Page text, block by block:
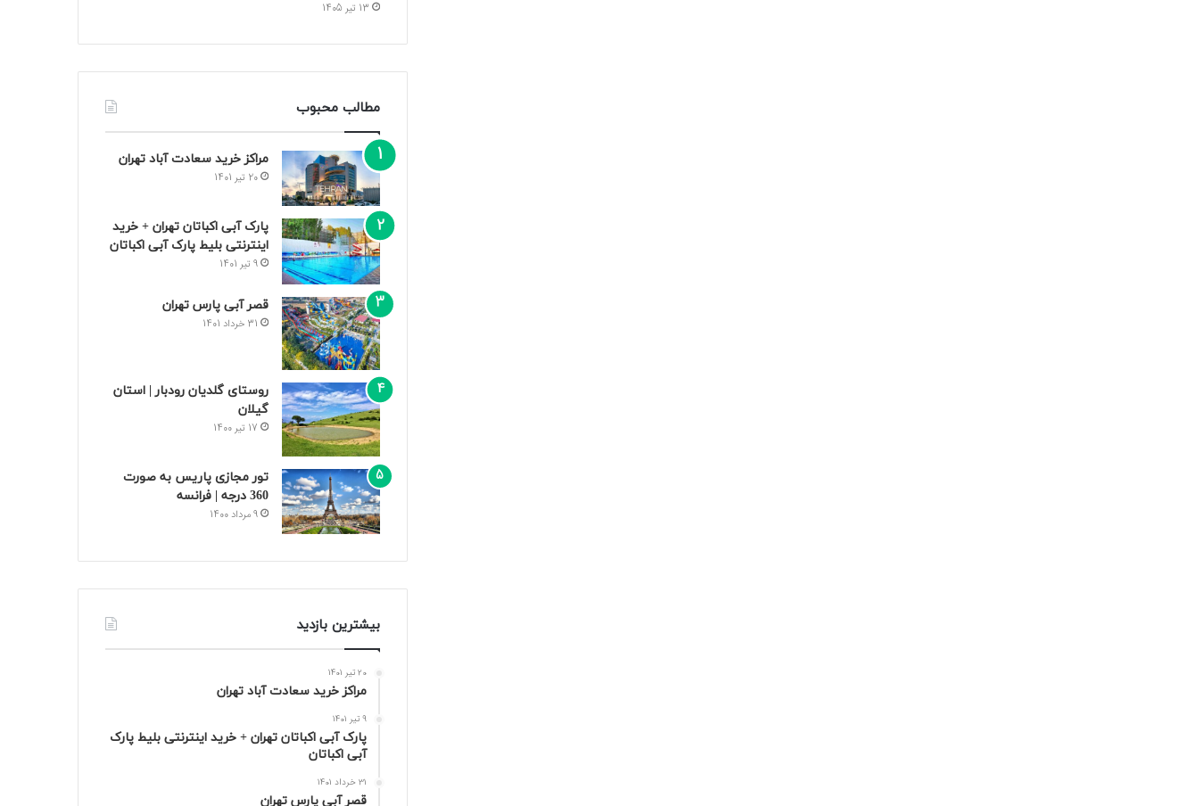
13 تیر 1405
مطالب محبوب
مراکز خرید سعادت‌ آباد تهران
20 تیر 1401
پارک آبی اکباتان تهران + خرید
اینترنتی بلیط پارک آبی اکباتان
9 تیر 1401
قصر آبی پارس تهران
31 خرداد 1401
روستای گلدیان رودبار | استان
گیلان
17 تیر 1400
تور مجازی پاریس به صورت
360 درجه | فرانسه
9 مرداد 1400
بیشترین بازدید
20 تیر 1401
مراکز خرید سعادت‌ آباد تهران
9 تیر 1401
پارک آبی اکباتان تهران + خرید اینترنتی بلیط پارک
آبی اکباتان
31 خرداد 1401
قصر آبی پارس تهران